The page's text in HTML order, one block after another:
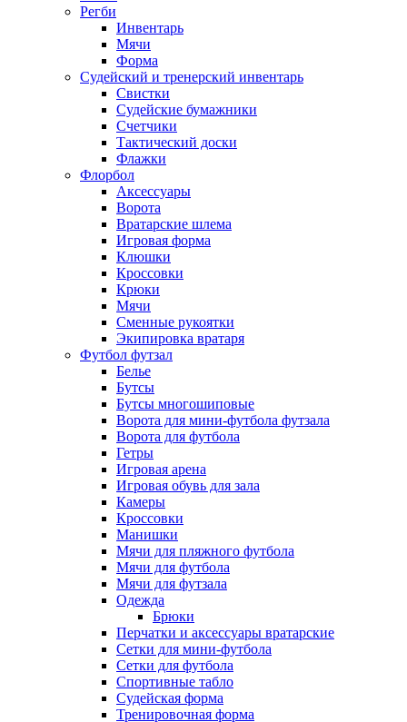
Регби
Инвентарь
Мячи
Форма
Судейский и тренерский инвентарь
Свистки
Судейские бумажники
Счетчики
Тактический доски
Флажки
Флорбол
Аксессуары
Ворота
Вратарские шлема
Игровая форма
Клюшки
Кроссовки
Крюки
Мячи
Сменные рукоятки
Экипировка вратаря
Футбол футзал
Белье
Бутсы
Бутсы многошиповые
Ворота для мини-футбола футзала
Ворота для футбола
Гетры
Игровая арена
Игровая обувь для зала
Камеры
Кроссовки
Манишки
Мячи для пляжного футбола
Мячи для футбола
Мячи для футзала
Одежда
Брюки
Перчатки и аксессуары вратарские
Сетки для мини-футбола
Сетки для футбола
Спортивные табло
Судейская форма
Тренировочная форма